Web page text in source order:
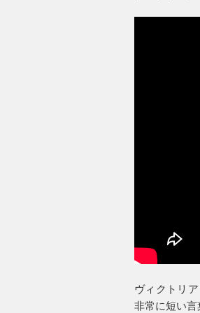
ヴィクトリ
非常に短い